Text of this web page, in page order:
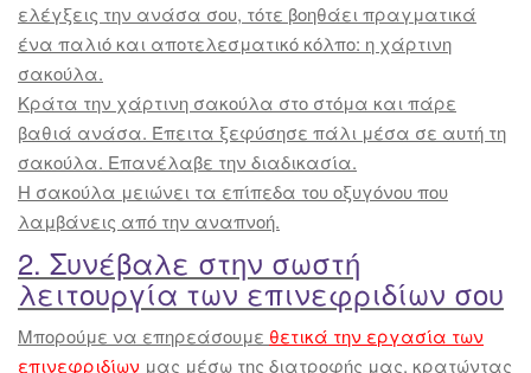
ελέγξεις την ανάσα σου, τότε βοηθάει πραγματικά
ένα παλιό και αποτελεσματικό κόλπο: η χάρτινη
σακούλα.
Κράτα την χάρτινη σακούλα στο στόμα και πάρε
βαθιά ανάσα. Έπειτα ξεφύσησε πάλι μέσα σε αυτή τη
σακούλα. Επανέλαβε την διαδικασία.
Η σακούλα μειώνει τα επίπεδα του οξυγόνου που
λαμβάνεις από την αναπνοή.
2. Συνέβαλε στην σωστή
λειτουργία των επινεφριδίων σου
Μπορούμε να επηρεάσουμε θετικά την εργασία των
επινεφριδίων μας μέσω της διατροφής μας, κρατώντας